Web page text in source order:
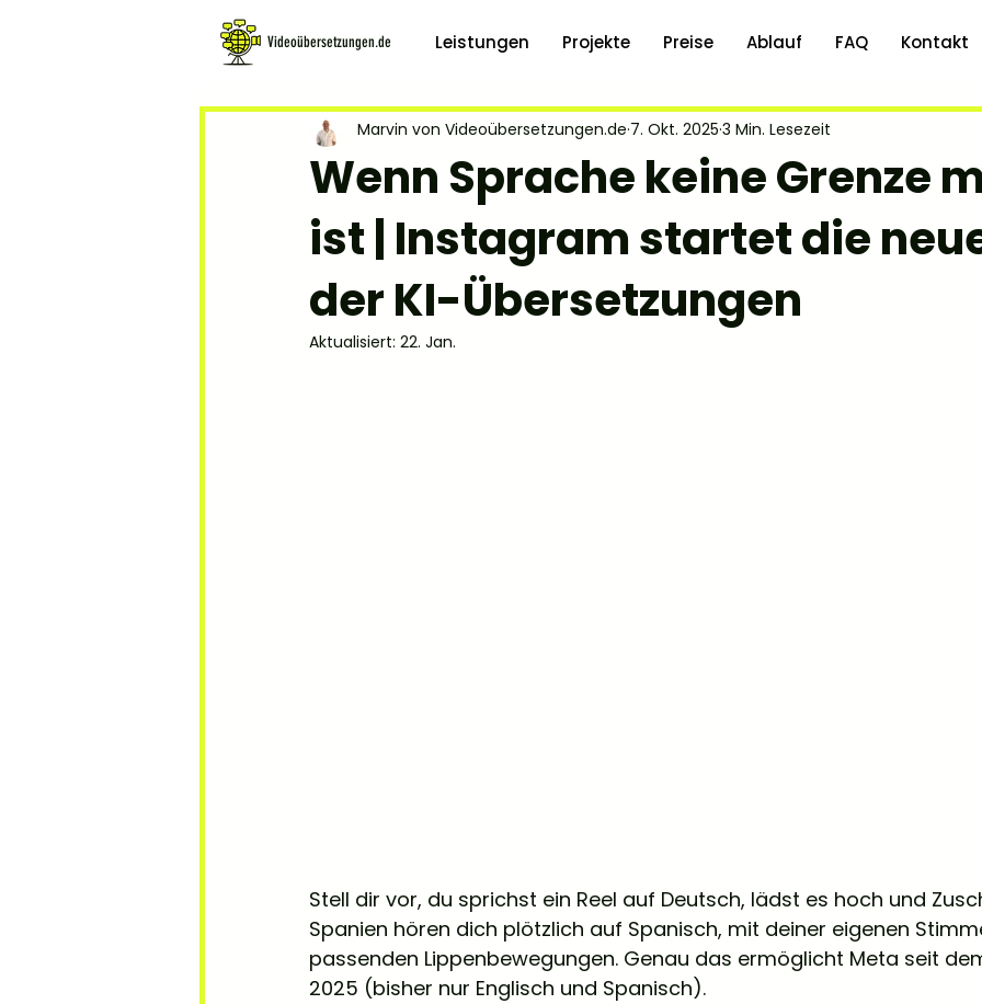
Leistungen Projekte Preise Ablauf FAQ Kontakt
Videoübersetzungen.de
Wenn Sprache keine Grenze
ist | Instagram startet die
der KI-Übersetzungen
Marvin von Videoübersetzungen.de 7. Okt. 2025 3 Min. Lesezeit
Aktualisiert: 22. Jan.
Stell dir vor, du sprichst ein Reel auf Deutsch, lädst es hoch und
Spanien hören dich plötzlich auf Spanisch, mit deiner eigenen
passenden Lippenbewegungen. Genau das ermöglicht Meta seit
2025 (bisher nur Englisch und Spanisch).